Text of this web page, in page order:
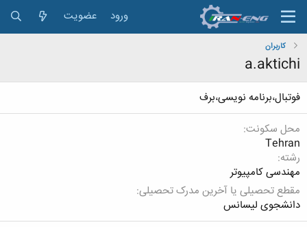
ورود عضویت
کاربران
a.aktichi
فوتبال،برنامه نویسی،برف
محل سکونت
Tehran
رشته
مهندسی کامپیوتر
مقطع تحصیلی یا آخرین مدرک تحصیلی
دانشجوی لیسانس